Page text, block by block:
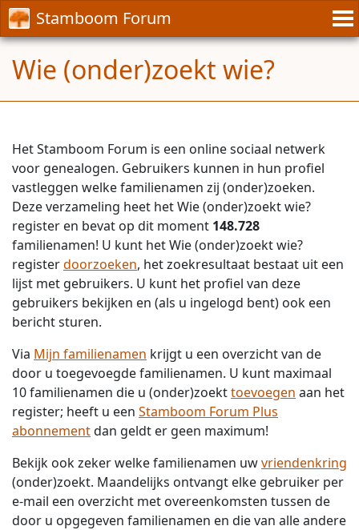
Stamboom Forum
Wie (onder)zoekt wie?
Het Stamboom Forum is een online sociaal netwerk
voor genealogen. Gebruikers kunnen in hun profiel
vastleggen welke familienamen zij (onder)zoeken.
Deze verzameling heet het Wie (onder)zoekt wie?
register en bevat op dit moment 148.728
familienamen! U kunt het Wie (onder)zoekt wie?
registerdoorzoeken, het zoekresultaat bestaat uit een
lijst met gebruikers. U kunt het profiel van deze
gebruikers bekijken en (als u ingelogd bent) ook een
bericht sturen.
Via Mijn familienamen krijgt u een overzicht van de
door u toegevoegde familienamen. U kunt maximaal
10 familienamen die u (onder)zoekttoevoegen aan het
register; heeft u een Stamboom Forum Plus
abonnementdan geldt er geen maximum!
Bekijk ook zeker welke familienamen uwvriendenkring
(onder)zoekt. Maandelijks ontvangt elke gebruiker per
e-mail een overzicht met overeenkomsten tussen de
door u opgegeven familienamen en die van alle andere